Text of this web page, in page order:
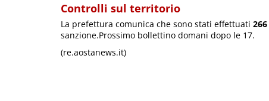
Controlli sul territorio
La prefettura comunica che sono stati effettuati 266
sanzione.Prossimo bollettino domani dopo le 17.
(re.aostanews.it)